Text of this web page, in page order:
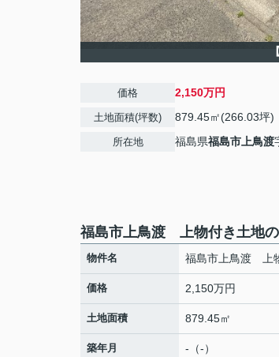
価格 2,150万円
土地面積(坪数) 879.45㎡(266.03坪)
所在地 福島県福島市 上鳥渡
福島市上鳥渡 上物付き土地
物件名 福島市上鳥渡 上
価格 2,150万円
土地面積 879.45㎡
築年月 -（-）